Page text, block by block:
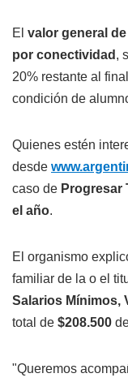
El valor general
por conectividad ,
20% restante al
condición de
Quienes estén
desde
caso de Progresar
el año.
El organismo
familiar de la o el
Salarios Mínimos,
total de $208.500
"Queremos